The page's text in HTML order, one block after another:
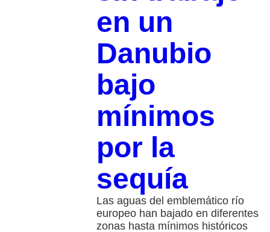
en un
Danubio
bajo
mínimos
por la
sequía
Las aguas del emblemático río
europeo han bajado en diferentes
zonas hasta mínimos históricos